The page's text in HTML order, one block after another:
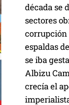
década se
sectores
corrupción
espaldas
se iba
Albizu
crecía el